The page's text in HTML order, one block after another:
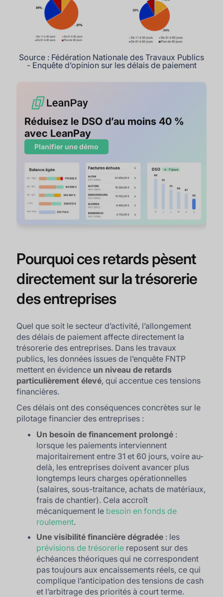
Source : Fédération Nationale des Travaux Publics
- Enquête d’opinion sur les délais de paiement
Réduisez le DSO d’au moins 40 %
avec LeanPay
Planifier une démo
Pourquoi ces retards pèsent
directement sur la trésorerie
des entreprises
Quel que soit le secteur d’activité, l’allongement
des délais de paiement affecte directement la
trésorerie des entreprises. Dans les travaux
publics, les données issues de l’enquête FNTP
mettent en évidence un niveau de retards
particulièrement élevé, qui accentue ces tensions
financières.
Ces délais ont des conséquences concrètes sur le
pilotage financier des entreprises :
Un besoin de financement prolongé :
lorsque les paiements interviennent
majoritairement entre 31 et 60 jours, voire au-
delà, les entreprises doivent avancer plus
longtemps leurs charges opérationnelles
(salaires, sous-traitance, achats de matériaux,
frais de chantier). Cela accroît
mécaniquement le besoin en fonds de
roulement.
Une visibilité financière dégradée : les
prévisions de trésorerie reposent sur des
échéances théoriques qui ne correspondent
pas toujours aux encaissements réels, ce qui
complique l’anticipation des tensions de cash
et l’arbitrage des priorités à court terme.